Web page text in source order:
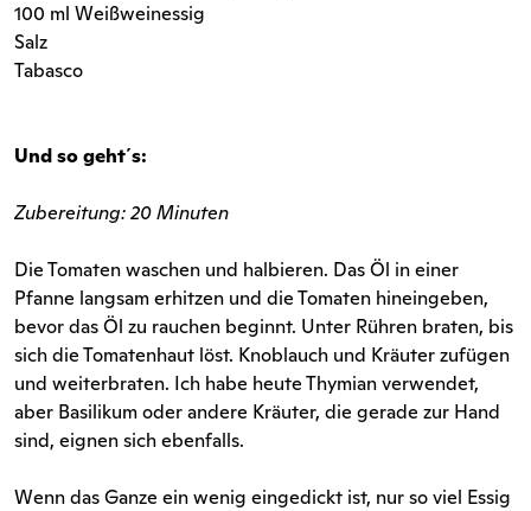
100 ml Weißweinessig
Salz
Tabasco
Und so geht´s:
Zubereitung: 20 Minuten
Die Tomaten waschen und halbieren. Das Öl in einer
Pfanne langsam erhitzen und die Tomaten hineingeben,
bevor das Öl zu rauchen beginnt. Unter Rühren braten, bis
sich die Tomatenhaut löst. Knoblauch und Kräuter zufügen
und weiterbraten. Ich habe heute Thymian verwendet,
aber Basilikum oder andere Kräuter, die gerade zur Hand
sind, eignen sich ebenfalls.
Wenn das Ganze ein wenig eingedickt ist, nur so viel Essig